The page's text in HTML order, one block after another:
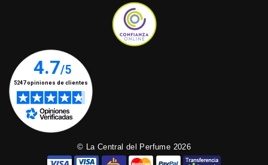
© La Central del Perfume 2026